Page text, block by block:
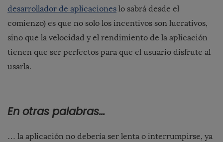
desarrollador de aplicaciones lo sabrá desde el
comienzo) es que no solo los incentivos son lucrativos,
sino que la velocidad y el rendimiento de la aplicación
tienen que ser perfectos para que el usuario disfrute al
usarla.
En otras palabras…
… la aplicación no debería ser lenta o interrumpirse, ya